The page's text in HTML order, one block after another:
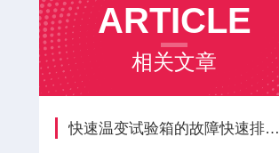
ARTICLE
相关文章
快速温变试验箱的故障快速排查？